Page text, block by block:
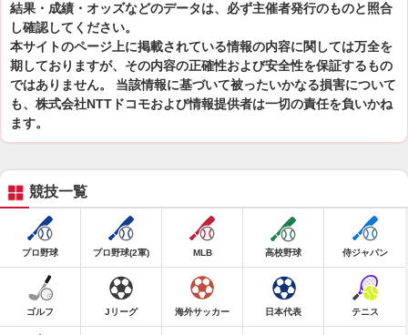
結果・成績・オッズなどのデータは、必ず主催者発行のものと照合
し確認してください。
本サイトのページ上に掲載されている情報の内容に関しては万全を
期しておりますが、その内容の正確性および安全性を保証するもの
ではありません。 当該情報に基づいて被ったいかなる損害について
も、株式会社NTTドコモおよび情報提供者は一切の責任を負いかね
ます。
競技一覧
プロ野球 プロ野球(2軍) MLB 高校野球 侍ジャパン
ゴルフ Jリーグ 海外サッカー 日本代表 テニス